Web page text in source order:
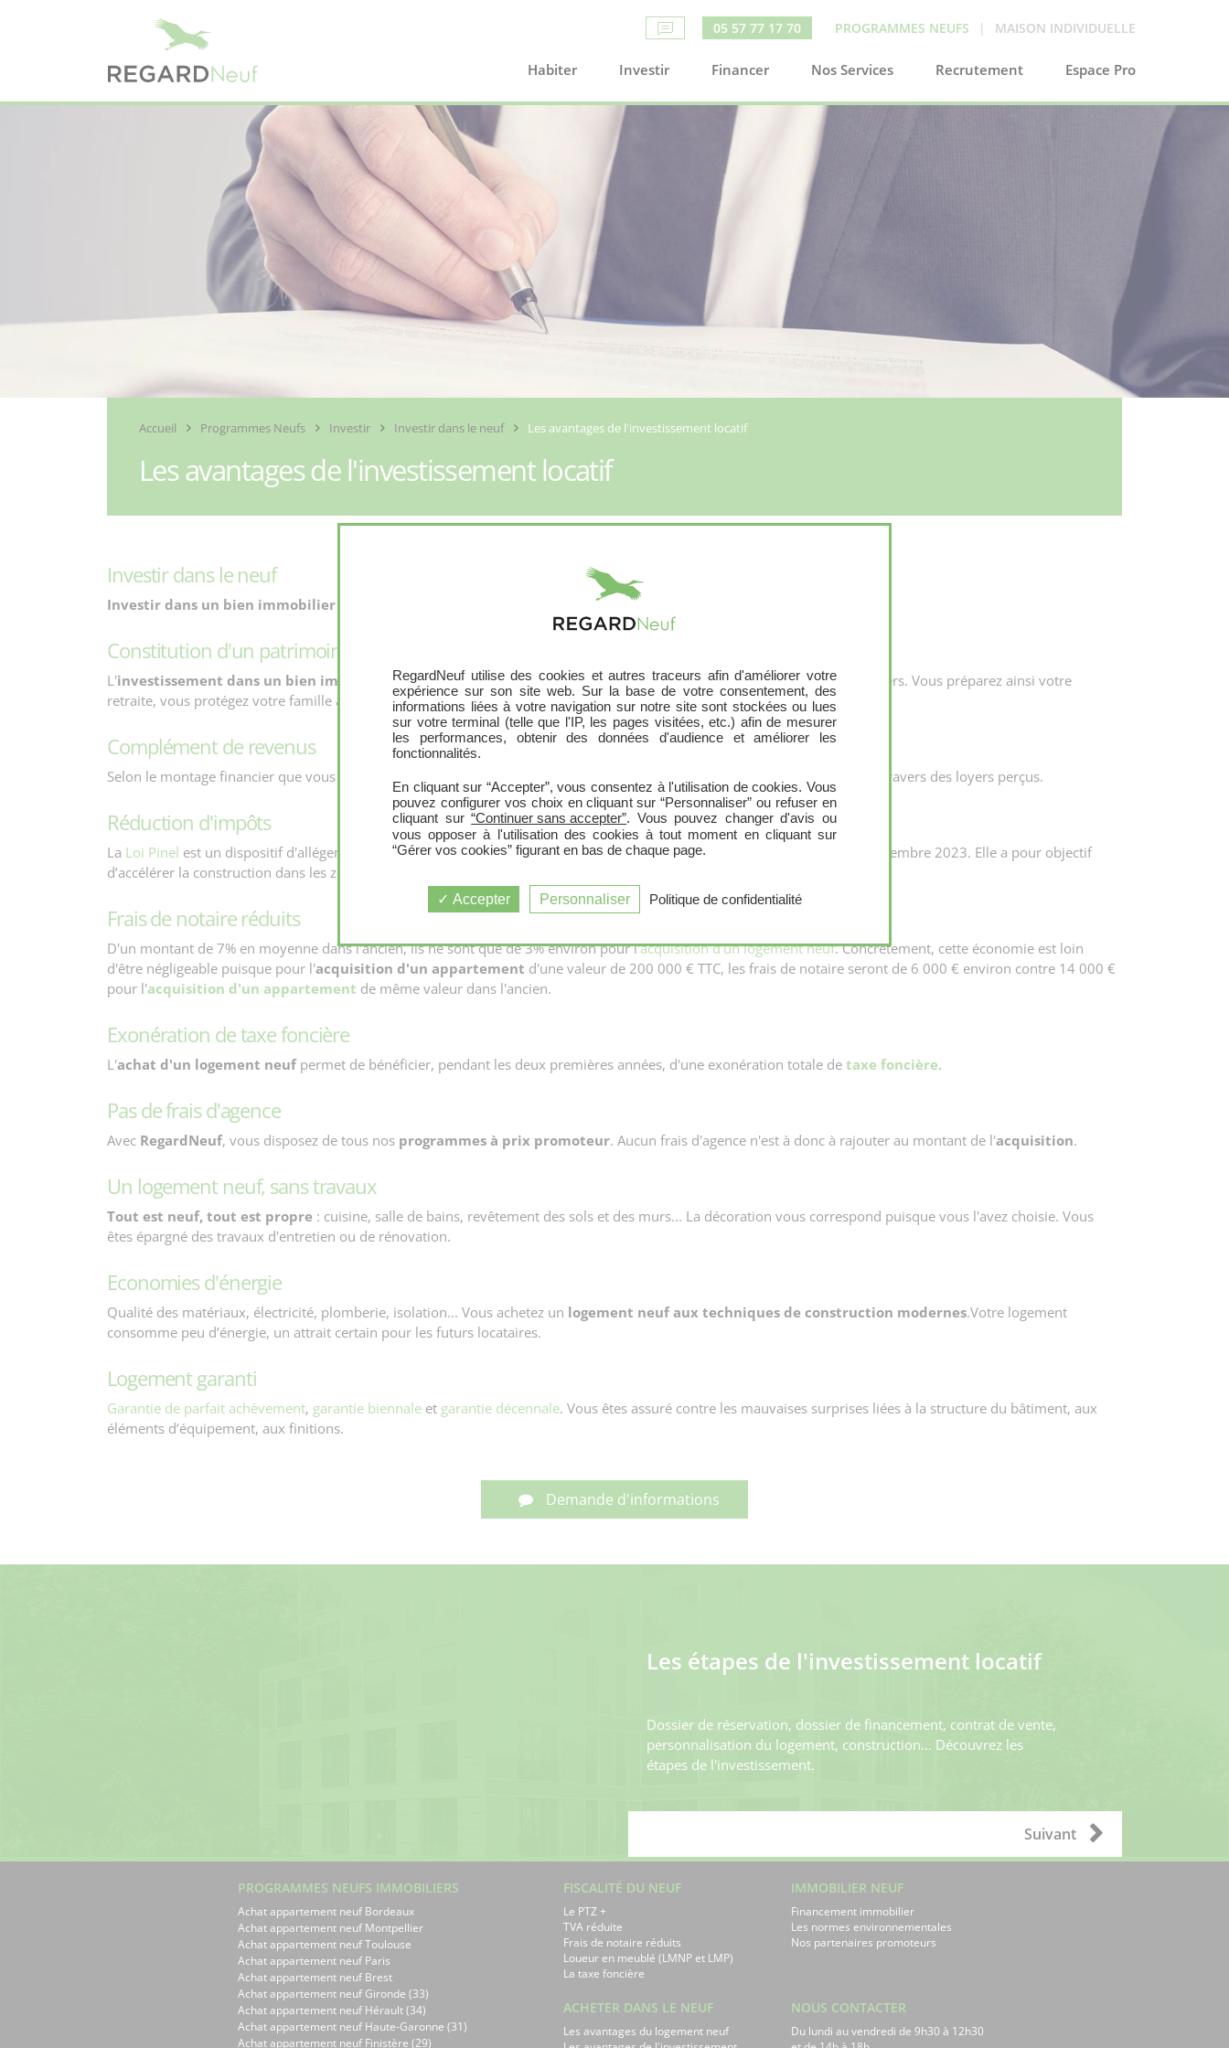
05 57 77 17 70 PROGRAMMES NEUFS | MAISON INDIVIDUELLE
Habiter Investir Financer Nos Services Recrutement Espace Pro
Programmes Neufs Investir Investir dans le neuf Les avantages de l'investissement locatif
Les avantages de l'investissement locatif
Investir dans le neuf
Investir dans un bien immobilier neuf , sur plan ou achevé, présente de très nombreux avantages.
Constitution d'un patrimoine
L'investissement dans un bien immobiliervous permet de constituer un patrimoine en grande partie financé par les loyers. Vous préparez ainsi votre
retraite, vous protégez votre famille à qui vous pourrez un jour transmettre votre patrimoine.
Complément de revenus
Selon le montage financier que vous réalisez, vous pouvez immédiatement au travers des loyers perçus.
Réduction d'impôts
La Loi Pinel est un dispositif d'allégement fiscal pour toutinvestissement locatif dans un logement neuf
jusqu'au 31 décembre 2023. Elle a pour objectif
d’accélérer la construction dans les zones tendues ou la demande est plus importante que l'offre.
Frais de notaire réduits
D'un montant de 7% en moyenne dans l'ancien, ils ne sont que de 3% environ pour l'acquisition d'un logement neuf. Concrètement, cette économie est loin
d'être négligeable puisque pour l'acquisition d'un appartement d'une valeur de 200 000 € TTC, les frais de notaire seront de 6 000 € environ contre 14 000 €
pour l'acquisition d'un appartement de même valeur dans l'ancien.
Exonération de taxe foncière
L'achat d'un logement neufpermet de bénéficier, pendant les deux premières années, d'une exonération totale de taxe foncière.
Pas de frais d'agence
Avec RegardNeuf, vous disposez de tous nos programmes à prix promoteur. Aucun frais d'agence n'est à donc à rajouter au montant de l'acquisition.
Un logement neuf, sans travaux
Tout est neuf, tout est propre : cuisine, salle de bains, revêtement des sols et des murs... La décoration vous correspond puisque vous l'avez choisie. Vous
êtes épargné des travaux d'entretien ou de rénovation.
Economies d'énergie
Qualité des matériaux, électricité, plomberie, isolation... Vous achetez un logement neuf aux techniques de construction modernes.Votre logement
consomme peu d’énergie, un attrait certain pour les futurs locataires.
Logement garanti
Garantie de parfait achèvement, garantie biennale et garantie décennale. Vous êtes assuré contre les mauvaises surprises liées à la structure du bâtiment, aux
éléments d’équipement, aux finitions.
Demande d'informations
Les étapes de l'investissement locatif
Dossier de réservation, dossier de financement, contrat de vente,
personnalisation du logement, construction... Découvrez les
étapes de l'investissement.
Suivant
PROGRAMMES NEUFS IMMOBILIERS
Achat appartement neuf Bordeaux
Achat appartement neuf Montpellier
Achat appartement neuf Toulouse
Achat appartement neuf Paris
Achat appartement neuf Brest
Achat appartement neuf Gironde (33)
Achat appartement neuf Hérault (34)
Achat appartement neuf Haute-Garonne (31)
Achat appartement neuf Finistère (29)
FISCALITÉ DU NEUF
Le PTZ +
TVA réduite
Frais de notaire réduits
Loueur en meublé (LMNP et LMP)
La taxe foncière
IMMOBILIER NEUF
Financement immobilier
Les normes environnementales
Nos partenaires promoteurs
ACHETER DANS LE NEUF
Les avantages du logement neuf
NOUS CONTACTER
Du lundi au vendredi de 9h30 à 12h30
RegardNeuf utilise des cookies et autres traceurs afin d'améliorer votre
expérience sur son site web. Sur la base de votre consentement, des
informations liées à votre navigation sur notre site sont stockées ou lues
sur votre terminal (telle que l'IP, les pages visitées, etc.) afin de mesurer
les performances, obtenir des données d'audience et améliorer les
fonctionnalités.
En cliquant sur “Accepter”, vous consentez à l'utilisation de cookies. Vous
pouvez configurer vos choix en cliquant sur “Personnaliser” ou refuser en
cliquant sur“Continuer sans accepter”. Vous pouvez changer d'avis ou
vous opposer à l'utilisation des cookies à tout moment en cliquant sur
“Gérer vos cookies” figurant en bas de chaque page.
Accepter Personnaliser Politique de confidentialité